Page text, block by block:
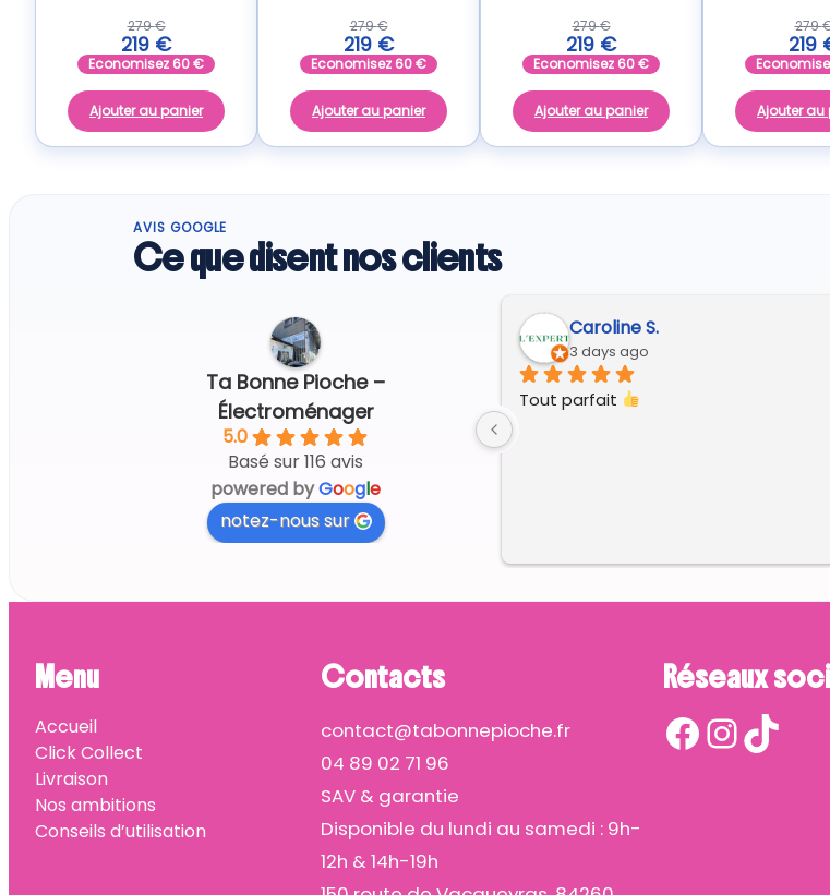
279€
219 €
Economisez 60€
Ajouter au panier
279€
219 €
Economisez 60€
Ajouter au panier
279€
219 €
Economisez 60€
Ajouter au panier
279
219
Ajouter au
AVIS GOOGLE
Ce que disent nos clients
Ta Bonne Pioche –
Électroménager
5.0
Basé sur 116 avis
powered byGoogle
notez-nous sur
Caroline S.
3 days ago
Tout parfait
Menu
Accueil
Click Collect
Livraison
Nos ambitions
Conseils d’utilisation
Contacts
contact@tabonnepioche.fr
04 89 02 71 96
SAV & garantie
Disponible du lundi au samedi : 9h-
12h & 14h-19h
Réseaux
Facebook InstagramTikTok